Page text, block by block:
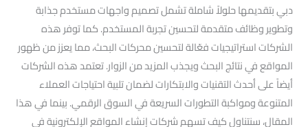
دبي بتقديمها حلولاً شاملة تشمل تصميم واجهات مستخدم جذابة
وتطوير وظائف متقدمة لتحسين تجربة المستخدم. كما توفر هذه
الشركات استراتيجيات فعّالة لتحسين محركات البحث، مما يعزز من ظهور
المواقع في نتائج البحث ويجذب المزيد من الزوار. تعتمد هذه الشركات
أيضاً على أحدث التقنيات والابتكارات لضمان تلبية احتياجات العملاء
المتنوعة ومواكبة التطورات السريعة في السوق الرقمي. بينما في هذا
المقال، سنتناول كيف تسهم شركات إنشاء المواقع الإلكترونية في